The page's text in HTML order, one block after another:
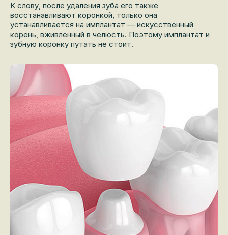
К слову, после удаления зуба его также
восстанавливают коронкой, только она
устанавливается на имплантат — искусственный
корень, вживленный в челюсть. Поэтому имплантат и
зубную коронку путать не стоит.